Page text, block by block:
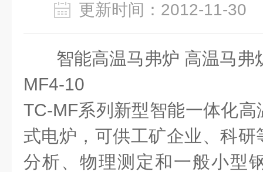
更新时间：2012-11-
智能高温马弗炉 高温马
MF4-10
TC-MF系列新型智能一体化
式电炉，可供工矿企业、科
分析、物理测定和一般小型